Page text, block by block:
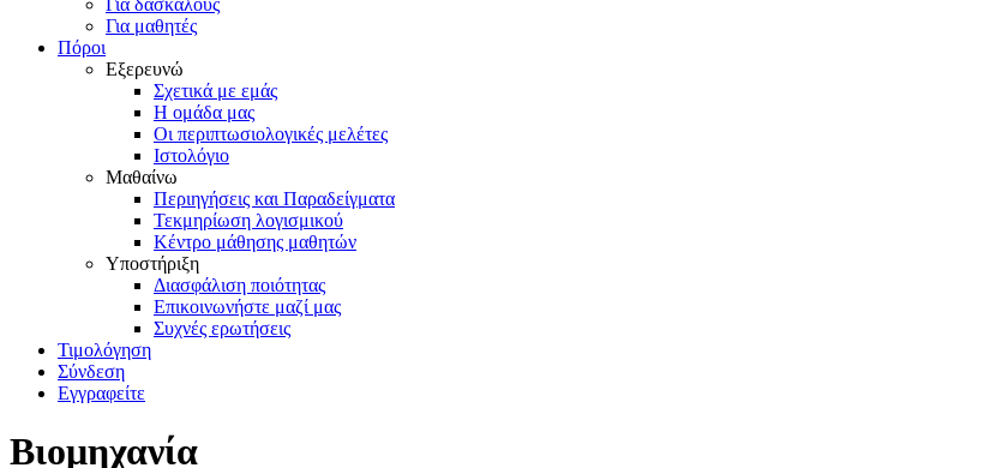
Για δασκάλους
Για μαθητές
Πόροι
Εξερευνώ
Σχετικά με εμάς
Η ομάδα μας
Οι περιπτωσιολογικές μελέτες
Ιστολόγιο
Μαθαίνω
Περιηγήσεις και Παραδείγματα
Τεκμηρίωση λογισμικού
Κέντρο μάθησης μαθητών
Υποστήριξη
Διασφάλιση ποιότητας
Επικοινωνήστε μαζί μας
Συχνές ερωτήσεις
Τιμολόγηση
Σύνδεση
Εγγραφείτε
Βιομηχανία